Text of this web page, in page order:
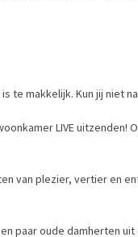
te makkelijk. Kun jij
LIVE
van plezier, vertier en
oude damherten